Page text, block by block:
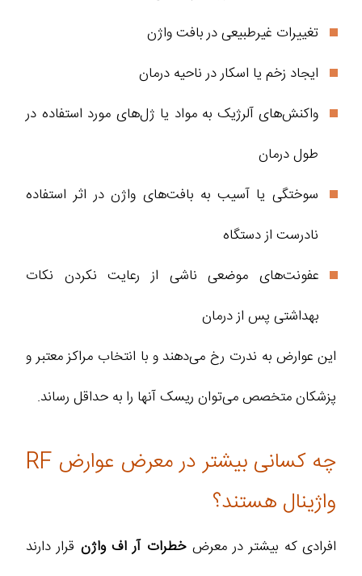
تغییرات غیرطبیعی در بافت واژن
ایجاد زخم یا اسکار در ناحیه درمان
واکنش‌های آلرژیک به مواد یا ژل‌های مورد استفاده در
طول درمان
سوختگی یا آسیب به بافت‌های واژن در اثر استفاده
نادرست از دستگاه
عفونت‌های موضعی ناشی از رعایت نکردن نکات
بهداشتی پس از درمان
این عوارض به ندرت رخ می‌دهند و با انتخاب مراکز معتبر و
پزشکان متخصص می‌توان ریسک آنها را به حداقل رساند.
چه کسانی بیشتر در معرض عوارض RF
واژینال هستند؟
افرادی که بیشتر در معرضخطرات آر اف واژن قرار دارند